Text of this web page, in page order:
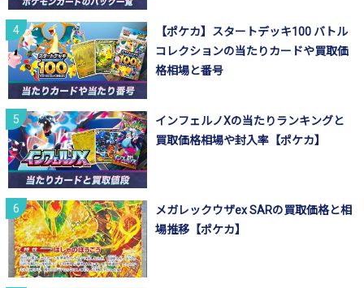
【ポケカ】スタートデッキ100 バトル
コレクションの当たりカードや買取価
格相場と番号
インフェルノXの当たりランキングと
買取価格相場や封入率【ポケカ】
メガレックウザex SARの買取価格と相
場推移【ポケカ】